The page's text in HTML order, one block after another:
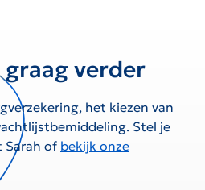
verder
het kiezen van
Stel je
Sarah of bekijk onze